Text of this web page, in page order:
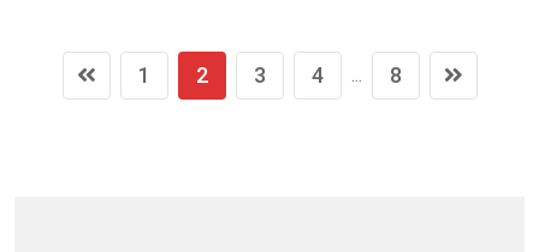
1 2 3 4 ... 8